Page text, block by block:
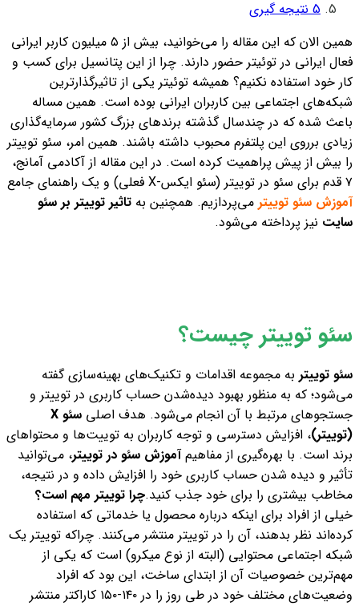
5 نتیجه گیری
همین الان که این مقاله را می‌خوانید، بیش از ۵ میلیون کاربر ایرانی
فعال ایرانی در توئیتر حضور دارند. چرا از این پتانسیل برای کسب و
کار خود استفاده نکنیم؟ همیشه توئیتر یکی از تاثیرگذارترین
شبکه‌های اجتماعی بین کاربران ایرانی بوده است. همین مساله
باعث شده که در چندسال گذشته برندهای بزرگ کشور سرمایه‌گذاری
زیادی برروی این پلتفرم محبوب داشته باشند. همین امر، سئو توییتر
را بیش از پیش پراهمیت کرده است. در این مقاله از آکادمی آمانج،
۷ قدم برای سئو در توییتر (سئو ایکس-X فعلی) و یک راهنمای جامع
آموزش سئو توییتر می‌پردازیم. همچنین به تاثیر توییتر بر سئو
سایت نیز پرداخته می‌شود.
سئو توییتر چیست؟‍
سئو توییتر به مجموعه اقدامات و تکنیک‌های بهینه‌سازی گفته
می‌شود؛ که به منظور بهبود دیده‌شدن حساب کاربری در توییتر و
جستجوهای مرتبط با آن انجام می‌شود. هدف اصلی
سئو X
(توییتر)، افزایش دسترسی و توجه کاربران به توییت‌ها و محتواهای
برند است. با بهره‌گیری از مفاهیمآموزش سئو در توییتر، می‌توانید
تأثیر و دیده شدن حساب کاربری خود را افزایش داده و در نتیجه،
مخاطب بیشتری را برای خود جذب کنید.چرا توییتر مهم است؟
خیلی از افراد برای اینکه درباره محصول یا خدماتی که استفاده
کرده‌اند نظر بدهند، آن را در توییتر منتشر می‌کنند. چراکه توییتر یک
شبکه اجتماعی محتوایی (البته از نوع میکرو) است که یکی از
مهم‌ترین خصوصیات آن از ابتدای ساخت، این بود که افراد
وضعیت‌های مختلف خود در طی روز را در ۱۴۰-۱۵۰ کاراکتر منتشر